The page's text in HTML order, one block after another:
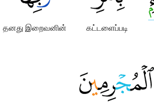
கட்டளைப்படி
தனது இறைவனின்